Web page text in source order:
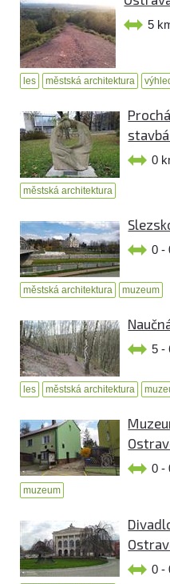
5
les městská architektura
0
městská architektura
0 -
městská architektura muzeum
5 -
les městská architektura
0 -
muzeum
0 -